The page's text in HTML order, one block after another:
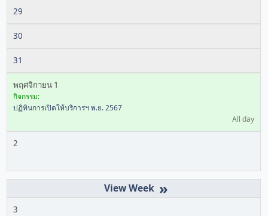
29
30
31
พฤศจิกายน 1
กิจกรรม:
ปฏิทินการเปิดให้บริการฯ พ.ย. 2567
All day
2
»
3